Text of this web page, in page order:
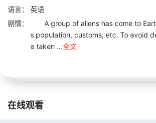
语言：
英语
剧情：
A group of aliens has come to
s population, customs, etc. To avoid
e taken ...全文
在线观看